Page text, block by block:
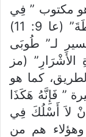
هو مكتوب ” فِي
ذَلِكَ الْيَوْمِ أُقِيمُ مَظَلَّةَ دَاوُدَ السَّاقِطَةَ” (عا 9: 11)
لـ” طُوبَى
(مز
كما هو
” فَإِنَّهُ هَكَذَا
لاَ أَسْلُكَ فِي
الشَّعْبِ” (أش 8: 11)، وهؤلاء هم من